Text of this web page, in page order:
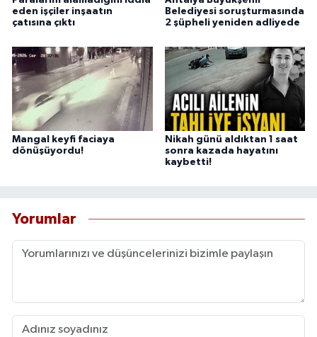
eden işçiler inşaatın
çatısına çıktı
Belediyesi soruşturmasında
2 şüpheli yeniden adliyede
Mangal keyfi faciaya
dönüşüyordu!
Nikah günü aldıktan 1 saat
sonra kazada hayatını
kaybetti!
Yorumlar